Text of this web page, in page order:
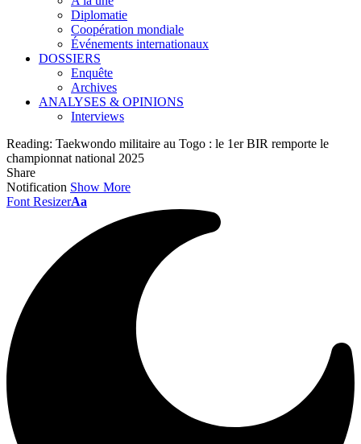
Diplomatie
Coopération mondiale
Événements internationaux
DOSSIERS
Enquête
Archives
ANALYSES & OPINIONS
Interviews
Reading: Taekwondo militaire au Togo : le 1er BIR remporte le
championnat national 2025
Share
Notification Show More
Font ResizerAa